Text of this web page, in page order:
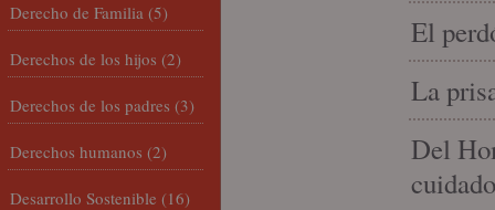
El
La
Del
cuidado
Derecho de Familia (5)
Derechos de los hijos (2)
Derechos de los padres (3)
Derechos humanos (2)
Desarrollo Sostenible (16)